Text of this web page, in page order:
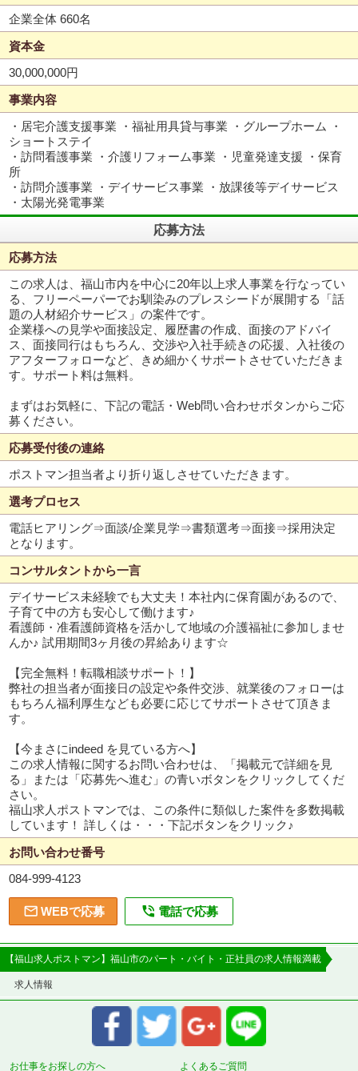
企業全体 660名
資本金
30,000,000円
事業内容
・居宅介護支援事業 ・福祉用具貸与事業 ・グループホーム ・
ショートステイ
・訪問看護事業 ・介護リフォーム事業 ・児童発達支援 ・保育
所
・訪問介護事業 ・デイサービス事業 ・放課後等デイサービス
・太陽光発電事業
応募方法
応募方法
この求人は、福山市内を中心に20年以上求人事業を行なってい
る、フリーペーパーでお馴染みのプレスシードが展開する「話
題の人材紹介サービス」の案件です。
企業様への見学や面接設定、履歴書の作成、面接のアドバイ
ス、面接同行はもちろん、交渉や入社手続きの応援、入社後の
アフターフォローなど、きめ細かくサポートさせていただきま
す。サポート料は無料。
まずはお気軽に、下記の電話・Web問い合わせボタンからご応
募ください。
応募受付後の連絡
ポストマン担当者より折り返しさせていただきます。
選考プロセス
電話ヒアリング⇒面談/企業見学⇒書類選考⇒面接⇒採用決定
となります。
コンサルタントから一言
デイサービス未経験でも大丈夫！本社内に保育園があるので、
子育て中の方も安心して働けます♪
看護師・准看護師資格を活かして地域の介護福祉に参加しませ
んか♪ 試用期間3ヶ月後の昇給あります☆
【完全無料！転職相談サポート！】
弊社の担当者が面接日の設定や条件交渉、就業後のフォローは
もちろん福利厚生なども必要に応じてサポートさせて頂きま
す。
【今まさにindeed を見ている方へ】
この求人情報に関するお問い合わせは、「掲載元で詳細を見
る」または「応募先へ進む」の青いボタンをクリックしてくだ
さい。
福山求人ポストマンでは、この条件に類似した案件を多数掲載
しています！ 詳しくは・・・下記ボタンをクリック♪
お問い合わせ番号
084-999-4123
 WEBで応募  電話で応募
【福山求人ポストマン】福山市のパート・バイト・正社員の求人情報満載
求人情報
お仕事をお探しの方へ よくあるご質問